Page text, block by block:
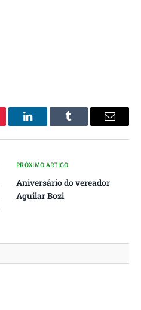
O
Tumblr
E-
PRÓXIMO ARTIGO
Aniversário do vereador
Aguilar Bozi